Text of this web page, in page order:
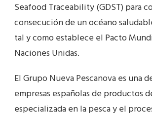
Seafood Traceability (GDST) para
consecución de un océano
tal y como establece el Pacto
Naciones Unidas.
El Grupo Nueva Pescanova es una
empresas españolas de productos
especializada en la pesca y el